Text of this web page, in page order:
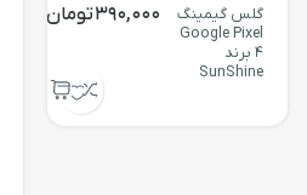
گلس گیمینگ
Google Pixel
4 برند
SunShine
390,000تومان